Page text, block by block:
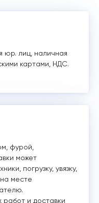
юр. лиц, наличная
картами, НДС.
фурой,
может
погрузку, увязку,
на месте
работ и доставки